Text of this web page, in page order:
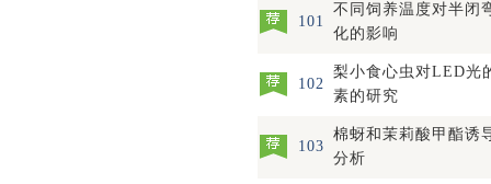
101
不同饲养温度对半闭
化的影响
102
梨小食心虫对LED光
素的研究
103
棉蚜和茉莉酸甲酯诱
分析